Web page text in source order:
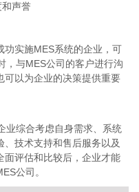
声誉
功实施MES系统的企业，可
，与MES公司的客户进行沟
可以为企业的决策提供重要
业综合考虑自身需求、系统
技术支持和售后服务以及
面评估和比较后，企业才能
公司。